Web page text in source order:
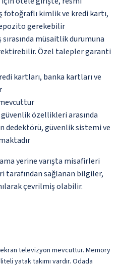
kimlik ve kredi kartı,
gerekebilir
müsaitlik durumuna
Özel talepler garanti
kartları, banka kartları ve
özellikleri arasında
dedektörü, güvenlik sistemi ve
yerine varışta misafirleri
tarafından sağlanan bilgiler,
çevrilmiş olabilir.
televizyon mevcuttur. Memory
yatak takımı vardır. Odada